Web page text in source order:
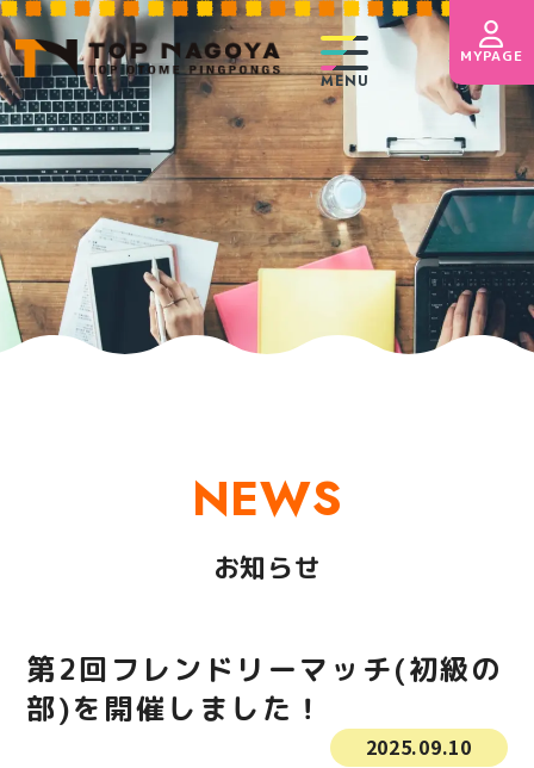
MENU
HOME
お知らせ
トップおとめピンポンズ名古屋とは
体験スクール
プライバシーポリシー
MYPAGE
第2回フレンドリーマッチ(初
級の部)を開催しました！
NEWS
お知らせ
第2回フレンドリーマッチ(初級の
部)を開催しました！
2025.09.10